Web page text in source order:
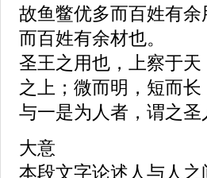
故鱼鳖优多而百姓有
而百姓有余材也。
圣王之用也，上察于
之上；微而明，短而
与一是为人者，谓之圣
大意
本段文字论述人与人